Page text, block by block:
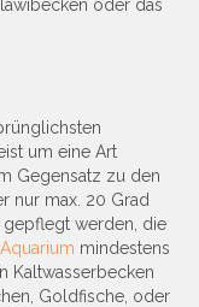
oder das
um eine Art
Gegensatz zu den
nur max. 20 Grad
gepflegt werden, die
Aquarium mindestens
Kaltwasserbecken
Goldfische, oder